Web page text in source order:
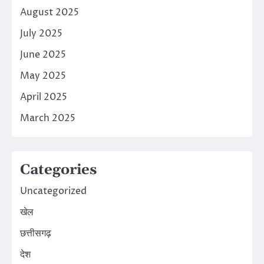
August 2025
July 2025
June 2025
May 2025
April 2025
March 2025
Categories
Uncategorized
खेल
छत्तीसगढ़
देश